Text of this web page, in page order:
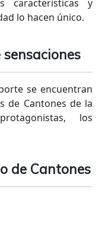
características y
lo hacen único.
se encuentran
de Cantones de la
los
de Cantones